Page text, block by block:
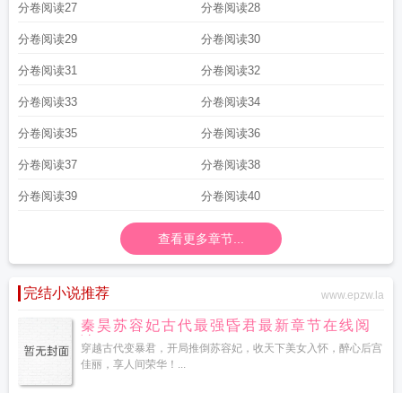
分卷阅读27 分卷阅读28
分卷阅读29 分卷阅读30
分卷阅读31 分卷阅读32
分卷阅读33 分卷阅读34
分卷阅读35 分卷阅读36
分卷阅读37 分卷阅读38
分卷阅读39 分卷阅读40
查看更多章节...
完结小说推荐 www.epzw.la
秦昊苏容妃古代最强昏君最新章节在线阅
读
穿越古代变暴君，开局推倒苏容妃，收天下美女入怀，醉心后宫
佳丽，享人间荣华！...